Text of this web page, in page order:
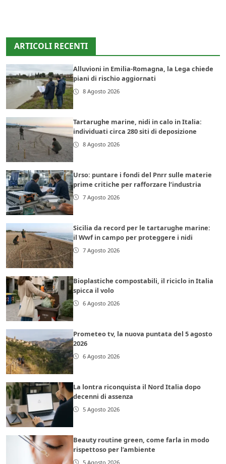
ARTICOLI RECENTI
Alluvioni in Emilia-Romagna, la Lega chiede
piani di rischio aggiornati
8 Agosto 2026
Tartarughe marine, nidi in calo in Italia:
individuati circa 280 siti di deposizione
8 Agosto 2026
Urso: puntare i fondi del Pnrr sulle materie
prime critiche per rafforzare l’industria
7 Agosto 2026
Sicilia da record per le tartarughe marine:
il Wwf in campo per proteggere i nidi
7 Agosto 2026
Bioplastiche compostabili, il riciclo in Italia
spicca il volo
6 Agosto 2026
Prometeo tv, la nuova puntata del 5 agosto
2026
6 Agosto 2026
La lontra riconquista il Nord Italia dopo
decenni di assenza
5 Agosto 2026
Beauty routine green, come farla in modo
rispettoso per l’ambiente
5 Agosto 2026